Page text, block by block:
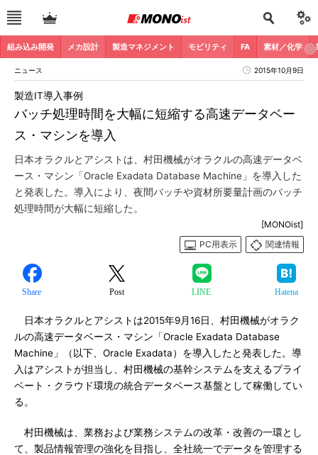
組み込み開発 メカ設計 製造マネジメント モビリティ FA 素材／化学
ニュース 2015年10月9日
バッチ処理時間を大幅に短縮する高速データベー
ス・マシンを導入
製造IT導入事例
日本オラクルとアシストは、村田機械がオラクルの高速データベ
ース・マシン「Oracle Exadata Database Machine」を導入した
と発表した。導入により、夜間バッチや資材所要量計画のバッチ
処理時間が大幅に短縮した。
[MONOist]
PC用表示
関連情報
Share Post LINE Hatena
日本オラクルとアシストは2015年9月16日、村田機械がオラク
ルの高速データベース・マシン「Oracle Exadata Database
Machine」（以下、Oracle Exadata）を導入したと発表した。導
入はアシストが担当し、村田機械の基幹システムを支えるプライ
ベート・クラウド環境の統合データベース基盤として稼働してい
る。
村田機械は、業務および業務システムの改革・改善の一環とし
て、製品情報管理の強化を目指し、全社統一でデータを管理する